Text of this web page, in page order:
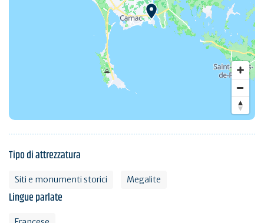
Tipo di attrezzatura
Siti e monumenti storici Megalite
Lingue parlate